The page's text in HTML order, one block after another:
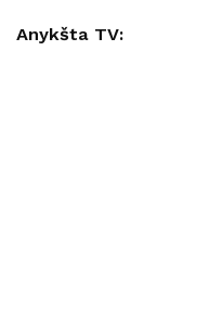
Anykšta TV: